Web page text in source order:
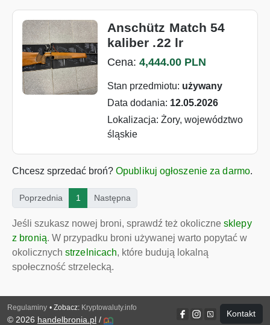
Anschütz Match 54
kaliber .22 lr
Cena: 4,444.00 PLN
Stan przedmiotu: używany
Data dodania: 12.05.2026
Lokalizacja: Żory, województwo
śląskie
Chcesz sprzedać broń? Opublikuj ogłoszenie za darmo.
Poprzednia 1 (current)
Następna
Jeśli szukasz nowej broni, sprawdź też okoliczne sklepy
z bronią. W przypadku broni używanej warto popytać w
okolicznych strzelnicach, które budują lokalną
społeczność strzelecką.
Regulaminy • Zobacz: Kryptowaluty.info
© 2026 handelbronia.pl /
Kontakt